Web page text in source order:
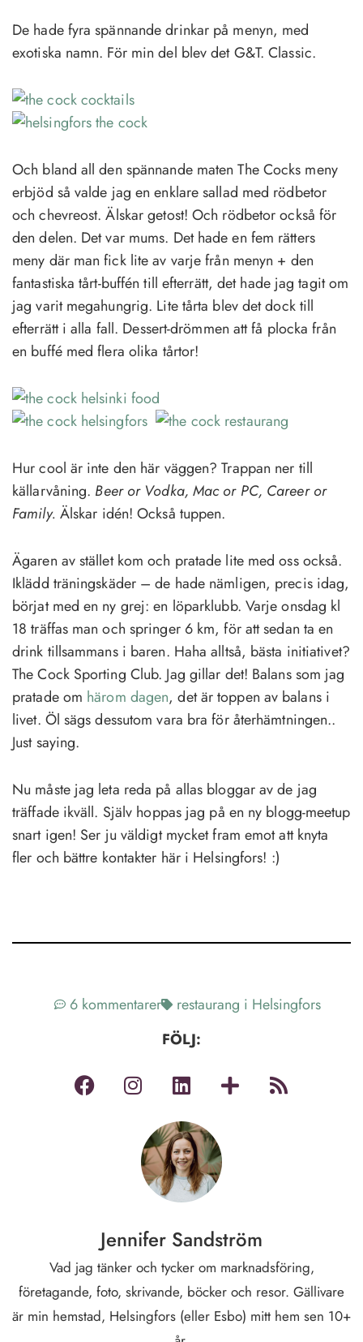
De hade fyra spännande drinkar på menyn, med
exotiska namn. För min del blev det G&T. Classic.
Och bland all den spännande maten The Cocks meny
erbjöd så valde jag en enklare sallad med rödbetor
och chevreost. Älskar getost! Och rödbetor också för
den delen. Det var mums. Det hade en fem rätters
meny där man fick lite av varje från menyn + den
fantastiska tårt-buffén till efterrätt, det hade jag tagit om
jag varit megahungrig. Lite tårta blev det dock till
efterrätt i alla fall. Dessert-drömmen att få plocka från
en buffé med flera olika tårtor!
Hur cool är inte den här väggen? Trappan ner till
källarvåning. Beer or Vodka, Mac or PC, Career or
Family. Älskar idén! Också tuppen.
Ägaren av stället kom och pratade lite med oss också.
Iklädd träningskäder – de hade nämligen, precis idag,
börjat med en ny grej: en löparklubb. Varje onsdag kl
18 träffas man och springer 6 km, för att sedan ta en
drink tillsammans i baren. Haha alltså, bästa initiativet?
The Cock Sporting Club. Jag gillar det! Balans som jag
pratade om härom dagen, det är toppen av balans i
livet. Öl sägs dessutom vara bra för återhämtningen..
Just saying.
Nu måste jag leta reda på allas bloggar av de jag
träffade ikväll. Själv hoppas jag på en ny blogg-meetup
snart igen! Ser ju väldigt mycket fram emot att knyta
fler och bättre kontakter här i Helsingfors! :)
6 kommentarer
restaurang i Helsingfors
FÖLJ:
Jennifer Sandström
Vad jag tänker och tycker om marknadsföring,
företagande, foto, skrivande, böcker och resor. Gällivare
är min hemstad, Helsingfors (eller Esbo) mitt hem sen 10+